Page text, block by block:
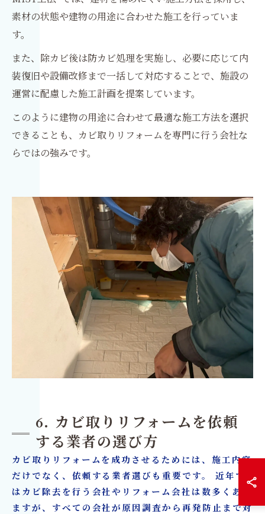
素材の状態や建物の用途に合わせた施工を行っていま
す。
また、除カビ後は防カビ処理を実施し、必要に応じて内
装復旧や設備改修まで一括して対応することで、施設の
運営に配慮した施工計画を提案しています。
このように建物の用途に合わせて最適な施工方法を選択
できることも、カビ取りリフォームを専門に行う会社な
らではの強みです。
6. カビ取りリフォームを依頼
する業者の選び方
カビ取りリフォームを成功させるためには、施工内容
だけでなく、依頼する業者選びも重要です。 近年で
はカビ除去を行う会社やリフォーム会社は数多くあり
ますが、すべての会社が原因調査から再発防止まで対